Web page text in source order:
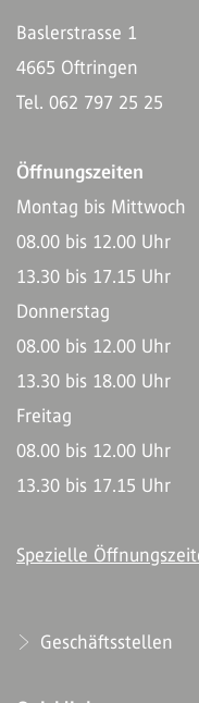
Baslerstrasse 1
4665 Oftringen
Tel. 062 797 25 25
Öffnungszeiten
Montag bis Mittwoch
08.00 bis 12.00 Uhr
13.30 bis 17.15 Uhr
Donnerstag
08.00 bis 12.00 Uhr
13.30 bis 18.00 Uhr
Freitag
08.00 bis 12.00 Uhr
13.30 bis 17.15 Uhr
Spezielle
Geschäftsstellen